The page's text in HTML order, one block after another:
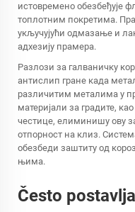
истовремено обезбеђује
топлотним покретима.
укључујући одмазање и
адхезију прамера.
Разлози за галваничку
антислип гране када
различитим металима у
материјали за градите,
честице, елиминишу ову
отпорност на клиз.
обезбеди заштиту од
њима.
Često